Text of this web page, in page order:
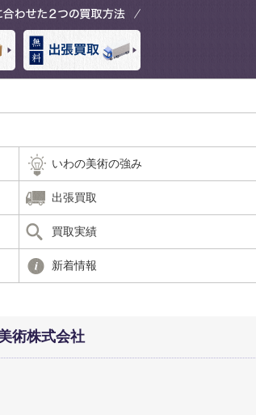
いわの美術の強み
出張買取
買取実績
新着情報
術株式会社